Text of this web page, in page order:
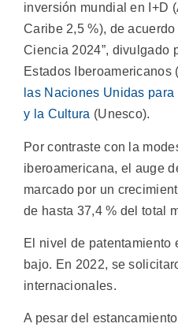
inversión mundial en I+D
Caribe 2,5 %), de
Ciencia 2024”, divulgado
Estados Iberoamericanos
las Naciones Unidas
y la Cultura (Unesco).
Por contraste con la
iberoamericana, el auge
marcado por un
de hasta 37,4 % del total
El nivel de patentamiento
bajo. En 2022, se
internacionales.
A pesar del